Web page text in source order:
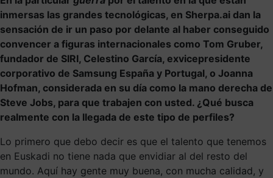
inmersas las grandes tecnológicas, en Sherpa.ai dan la
sensación de ir un paso por delante al haber conseguido
convencer a figuras internacionales como Tom Gruber,
fundador de SIRI, Celestino García, exvicepresidente
corporativo de Samsung España y Portugal, o Joanna
Hofman, considerada en su día como la mano derecha de
Steve Jobs, para que trabajen con usted. ¿Qué busca
realmente con la llegada de este tipo de perfiles?
Lo primero que debo decir es que el talento que tenemos
en Euskadi no tiene nada que envidiar al del resto del
mundo. Aquí hay gente muy buena, con mucha calidad, y